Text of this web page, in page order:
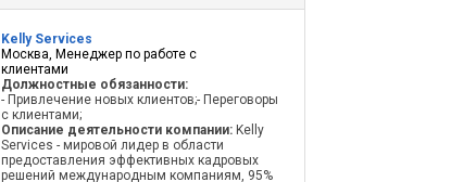
Kelly Services
Москва, Менеджер по работе с
клиентами
Должностные обязанности:
- Привлечение новых клиентов;- Переговоры
с клиентами;
Описание деятельности компании: Kelly
Services - мировой лидер в области
предоставления эффективных кадровых
решений международным компаниям, 95%